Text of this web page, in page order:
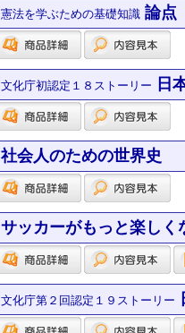
憲法を学ぶための基礎知識 論点
文化庁初認定１８ストーリー 日
社会人のための世界史
サッカーがもっと楽しく
文化庁第２回認定１９ストーリー